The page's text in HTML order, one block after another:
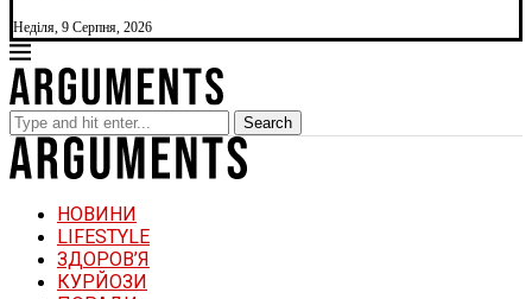
Неділя, 9 Серпня, 2026
Search
НОВИНИ
LIFESTYLE
ЗДОРОВ’Я
КУРЙОЗИ